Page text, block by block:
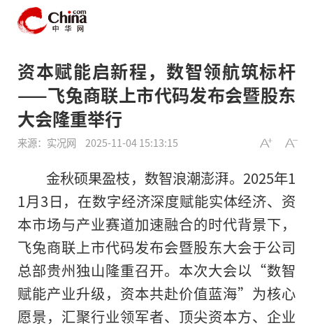
资本赋能启新程，数智领航筑标杆
——飞兔商联上市代码发布会暨股东
大会隆重举行
来源：实况网 2025-11-04 15:13:15
金秋硕果盈枝，数智浪潮澎湃。2025年1
1月3日，在数字经济深度赋能实体经济、资
本市场与产业赛道加速融合的时代背景下，
飞兔商联上市代码发布会暨股东大会于公司
总部贵州独山隆重召开。本次大会以“数智
赋能产业升级，资本共赴价值蓝海”为核心
愿景，汇聚行业领军者、顶尖资本方、企业